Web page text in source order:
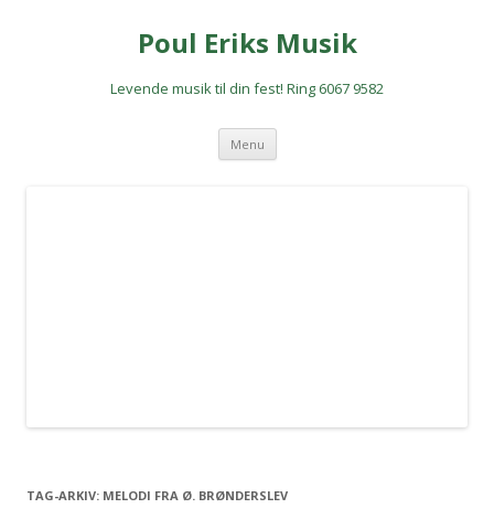
Poul Eriks Musik
Levende musik til din fest! Ring 6067 9582
Menu Hop
indhold
TAG-ARKIV: MELODI FRA Ø. BRØNDERSLEV